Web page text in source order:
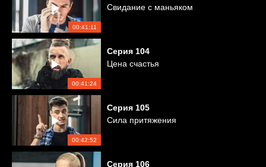
00:41:11
Свидание с маньяком
00:41:24
Серия 104
Цена счастья
00:42:52
Серия 105
Сила притяжения
Серия 106